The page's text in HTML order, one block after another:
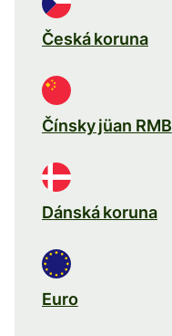
Česká koruna
Čínsky jüan RMB
Dánská koruna
Euro